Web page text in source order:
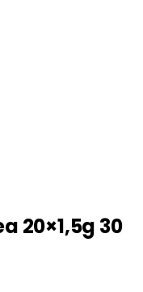
20×1,5g 30